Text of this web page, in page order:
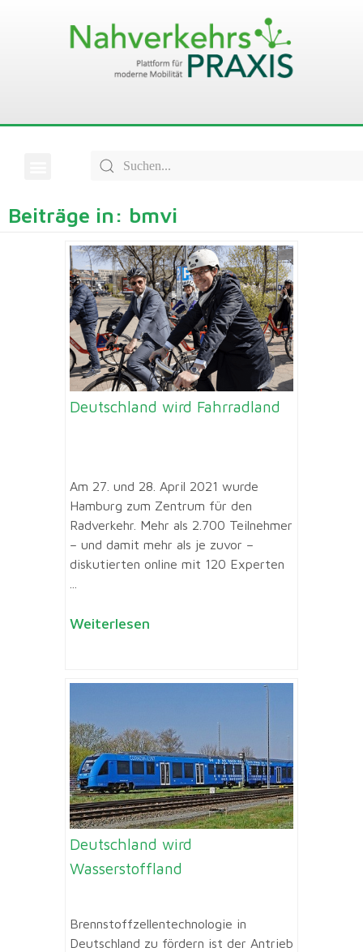
Beiträge in: bmvi
Deutschland wird Fahrradland
Am 27. und 28. April 2021 wurde
Hamburg zum Zentrum für den
Radverkehr. Mehr als 2.700 Teilnehmer
– und damit mehr als je zuvor –
diskutierten online mit 120 Experten
Weiterlesen
Deutschland wird
Wasserstoffland
Brennstoffzellentechnologie in
Deutschland zu fördern ist der Antrieb